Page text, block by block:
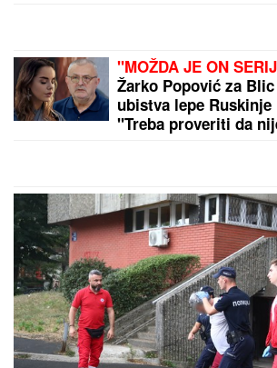
"MOŽDA JE ON
Žarko Popović za
ubistva lepe
"Treba proveriti da